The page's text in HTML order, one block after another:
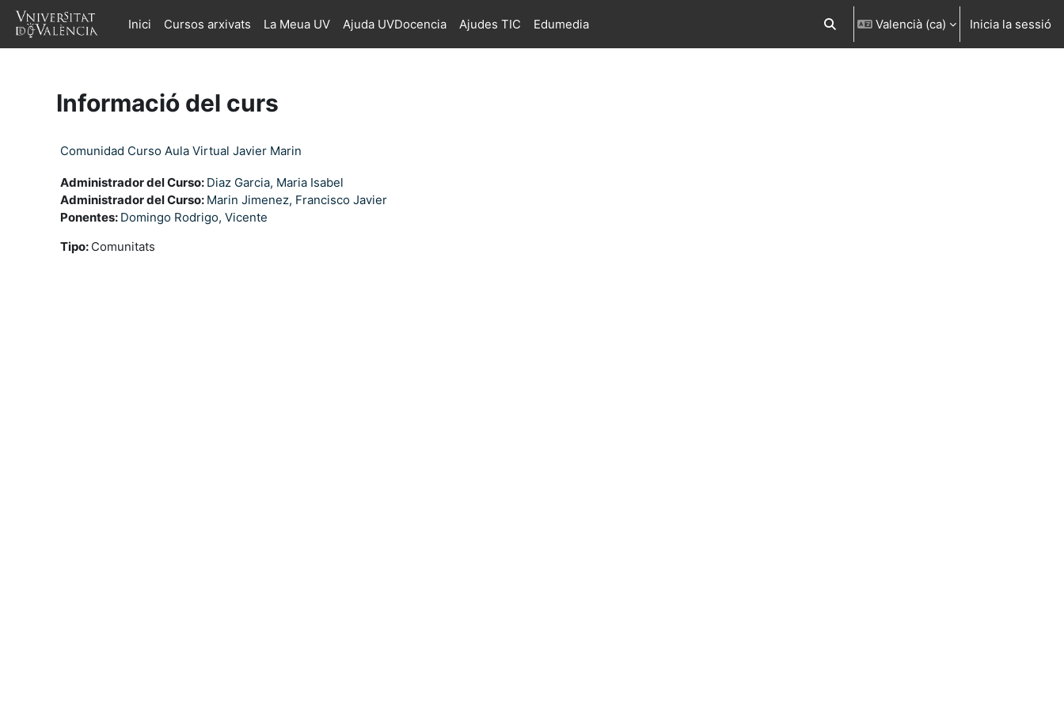
Ves al contingut principal
Inici
Cursos arxivats La Meua UV Ajuda UVDocencia Ajudes TIC Edumedia Commuta l'entrada de la cerca
Valencià ‎(ca)‎ Inicia la sessió
Informació del curs
Comunidad Curso Aula Virtual Javier Marin
Administrador del Curso: Diaz Garcia, Maria Isabel
Administrador del Curso: Marin Jimenez, Francisco Javier
Ponentes: Domingo Rodrigo, Vicente
Tipo: Comunitats